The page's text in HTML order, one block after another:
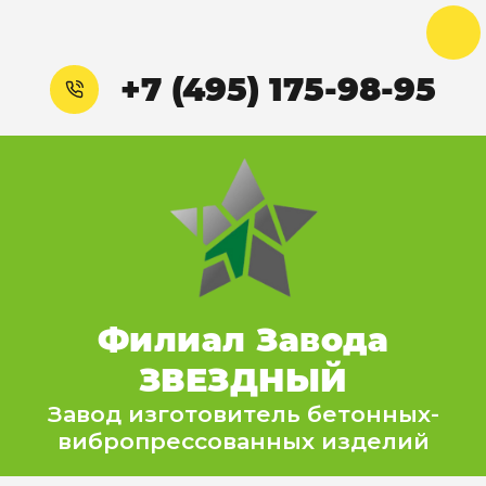
+7 (495) 175-98-95
Филиал Завода
ЗВЕЗДНЫЙ
Завод изготовитель бетонных-
вибропрессованных изделий